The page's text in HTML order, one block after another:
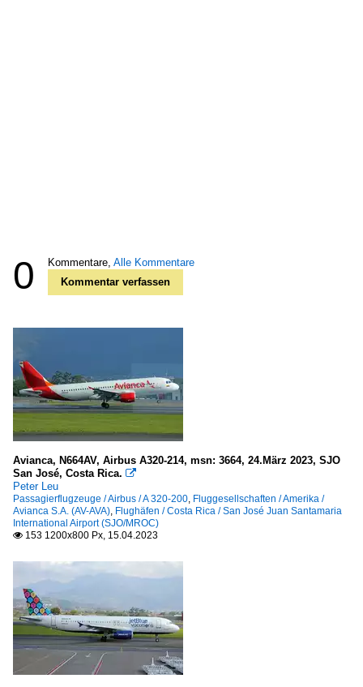
0 Kommentare, Alle Kommentare
Kommentar verfassen
Avianca, N664AV, Airbus A320-214, msn: 3664, 24.März 2023, SJO
San José, Costa Rica. 
Peter Leu
Passagierflugzeuge / Airbus / A 320-200, Fluggesellschaften / Amerika /
Avianca S.A. (AV-AVA), Flughäfen / Costa Rica / San José Juan Santamaria
International Airport (SJO/MROC)
 153 1200x800 Px, 15.04.2023